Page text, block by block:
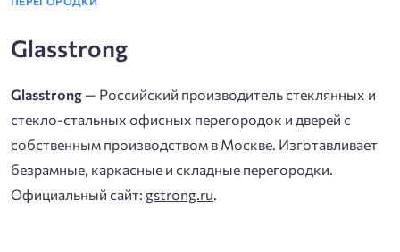
Glasstrong
Glasstrong — Российский производитель стеклянных и
стекло-стальных офисных перегородок и дверей с
собственным производством в Москве. Изготавливает
безрамные, каркасные и складные перегородки.
Официальный сайт: gstrong.ru